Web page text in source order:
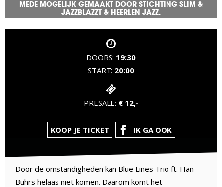
MEDE MOGELIJK GEMAAKT DOOR STICHTING SLIM &
JAZZBLAZZT & HEERLEN JAZZ.
DOORS: 19:30
START: 20:00
PRESALE: € 12,-
KOOP JE TICKET IK GA OOK
Door de omstandigheden kan Blue Lines Trio ft. Han
Buhrs helaas niet komen. Daarom komt het